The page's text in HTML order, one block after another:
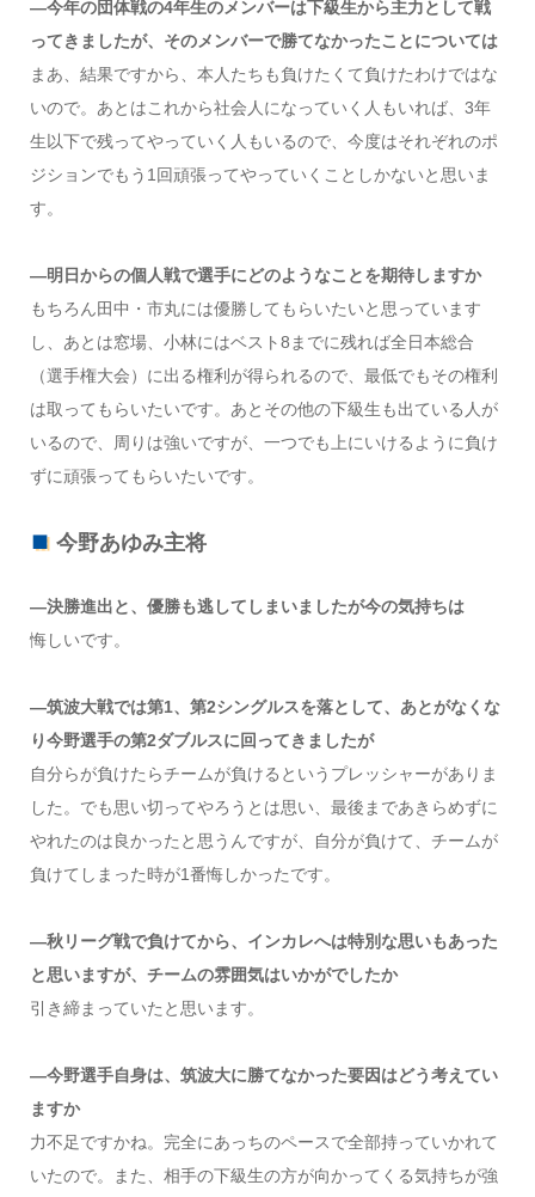
―今年の団体戦の4年生のメンバーは下級生から主力として戦
ってきましたが、そのメンバーで勝てなかったことについては
まあ、結果ですから、本人たちも負けたくて負けたわけではな
いので。あとはこれから社会人になっていく人もいれば、3年
生以下で残ってやっていく人もいるので、今度はそれぞれのポ
ジションでもう1回頑張ってやっていくことしかないと思いま
す。
―明日からの個人戦で選手にどのようなことを期待しますか
もちろん田中・市丸には優勝してもらいたいと思っています
し、あとは窓場、小林にはベスト8までに残れば全日本総合
（選手権大会）に出る権利が得られるので、最低でもその権利
は取ってもらいたいです。あとその他の下級生も出ている人が
いるので、周りは強いですが、一つでも上にいけるように負け
ずに頑張ってもらいたいです。
今野あゆみ主将
―決勝進出と、優勝も逃してしまいましたが今の気持ちは
悔しいです。
―筑波大戦では第1、第2シングルスを落として、あとがなくな
り今野選手の第2ダブルスに回ってきましたが
自分らが負けたらチームが負けるというプレッシャーがありま
した。でも思い切ってやろうとは思い、最後まであきらめずに
やれたのは良かったと思うんですが、自分が負けて、チームが
負けてしまった時が1番悔しかったです。
―秋リーグ戦で負けてから、インカレへは特別な思いもあった
と思いますが、チームの雰囲気はいかがでしたか
引き締まっていたと思います。
―今野選手自身は、筑波大に勝てなかった要因はどう考えてい
ますか
力不足ですかね。完全にあっちのペースで全部持っていかれて
いたので。また、相手の下級生の方が向かってくる気持ちが強